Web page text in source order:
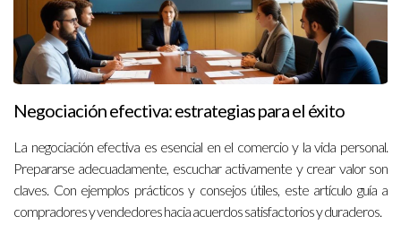
Negociación efectiva: estrategias para el éxito
La negociación efectiva es esencial en el comercio y la vida personal.
Prepararse adecuadamente, escuchar activamente y crear valor son
claves. Con ejemplos prácticos y consejos útiles, este artículo guía a
compradores y vendedores hacia acuerdos satisfactorios y duraderos.